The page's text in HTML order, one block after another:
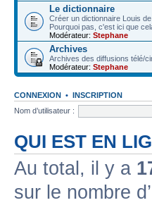
Le dictionnaire
Créer un dictionnaire Louis
Pourquoi pas, c'est ici que
Modérateur: Stephane
Archives
Archives des diffusions télé/
Modérateur: Stephane
CONNEXION • INSCRIPTION
Nom d’utilisateur :
QUI EST EN
Au total, il y a
sur le nombre